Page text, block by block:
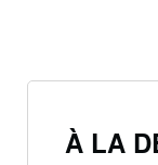
À LA